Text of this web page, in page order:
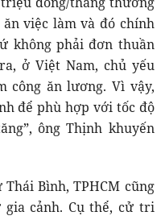
việc làm và đó chính
không phải đơn thuần
ở Việt Nam, chủ yếu
công ăn lương. Vì vậy,
để phù hợp với tốc độ
ông Thịnh khuyến
Bình, TPHCM cũng
cảnh. Cụ thể, cử tri